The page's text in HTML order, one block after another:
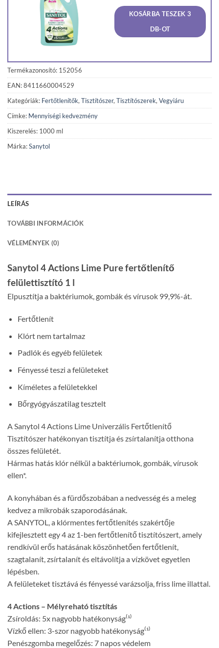
was:
1
245 Ft.
is:
183
KOSÁRBA TESZEK 3
DB-OT
Termékazonosító: 152056
EAN: 8411660004529
Kategóriák: Fertőtlenítők, Tisztítószer, Tisztítószerek, Vegyiáru
Címke: Mennyiségi kedvezmény
Kiszerelés: 1000 ml
Márka:Sanytol
LEÍRÁS
TOVÁBBI INFORMÁCIÓK
VÉLEMÉNYEK (0)
Sanytol 4 Actions Lime Pure fertőtlenítő
felülettisztító 1 l
Elpusztítja a baktériumok, gombák és vírusok 99,9%-át.
Fertőtlenít
Klórt nem tartalmaz
Padlók és egyéb felületek
Fényessé teszi a felületeket
Kíméletes a felületekkel
Bőrgyógyászatilag tesztelt
A Sanytol 4 Actions Lime Univerzális Fertőtlenítő
Tisztítószer hatékonyan tisztítja és zsírtalanítja otthona
összes felületét.
Hármas hatás klór nélkül a baktériumok, gombák, vírusok
ellen*.
A konyhában és a fürdőszobában a nedvesség és a meleg
kedvez a mikrobák szaporodásának.
A SANYTOL, a klórmentes fertőtlenítés szakértője
kifejlesztett egy 4 az 1-ben fertőtlenítő tisztítószert, amely
rendkívül erős hatásának köszönhetően fertőtlenít,
szagtalanít, zsírtalanít és eltávolítja a vízkövet egyetlen
lépésben.
A felületeket tisztává és fényessé varázsolja, friss lime illattal.
4 Actions – Mélyreható tisztítás
Zsíroldás: 5x nagyobb hatékonyság⁽¹⁾
Vízkő ellen: 3-szor nagyobb hatékonyság⁽¹⁾
Penészgomba megelőzés: 7 napos védelem